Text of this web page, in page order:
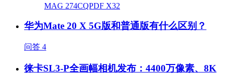
华为Mate 20 X 5G版和普通版有什么区别？
问答 4
徕卡SL3-P全画幅相机发布：4400万像素、8K